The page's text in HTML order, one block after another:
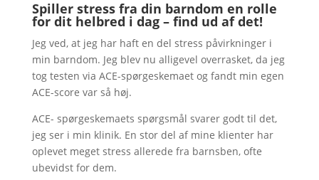
Spiller stress fra din barndom en rolle
for dit helbred i dag – find ud af det!
Jeg ved, at jeg har haft en del stress påvirkninger i
min barndom. Jeg blev nu alligevel overrasket, da jeg
tog testen via ACE-spørgeskemaet og fandt min egen
ACE-score var så høj.
ACE- spørgeskemaets spørgsmål svarer godt til det,
jeg ser i min klinik. En stor del af mine klienter har
oplevet meget stress allerede fra barnsben, ofte
ubevidst for dem.